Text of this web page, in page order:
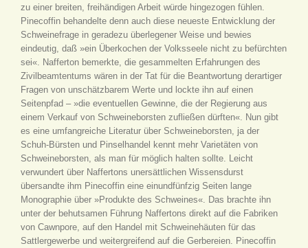
zu einer breiten, freihändigen Arbeit würde hingezogen fühlen.
Pinecoffin behandelte denn auch diese neueste Entwicklung der
Schweinefrage in geradezu überlegener Weise und bewies
eindeutig, daß »ein Überkochen der Volksseele nicht zu befürchten
sei«. Nafferton bemerkte, die gesammelten Erfahrungen des
Zivilbeamtentums wären in der Tat für die Beantwortung derartiger
Fragen von unschätzbarem Werte und lockte ihn auf einen
Seitenpfad – »die eventuellen Gewinne, die der Regierung aus
einem Verkauf von Schweineborsten zufließen dürften«. Nun gibt
es eine umfangreiche Literatur über Schweineborsten, ja der
Schuh-Bürsten und Pinselhandel kennt mehr Varietäten von
Schweineborsten, als man für möglich halten sollte. Leicht
verwundert über Naffertons unersättlichen Wissensdurst
übersandte ihm Pinecoffin eine einundfünfzig Seiten lange
Monographie über »Produkte des Schweines«. Das brachte ihn
unter der behutsamen Führung Naffertons direkt auf die Fabriken
von Cawnpore, auf den Handel mit Schweinehäuten für das
Sattlergewerbe und weitergreifend auf die Gerbereien. Pinecoffin